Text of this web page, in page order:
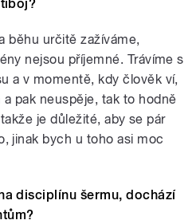
běhu určitě zažíváme,
nejsou příjemné. Trávíme s
a v momentě, kdy člověk ví,
pak neuspěje, tak to hodně
je důležité, aby se pár
jinak bych u toho asi moc
disciplínu šermu, dochází